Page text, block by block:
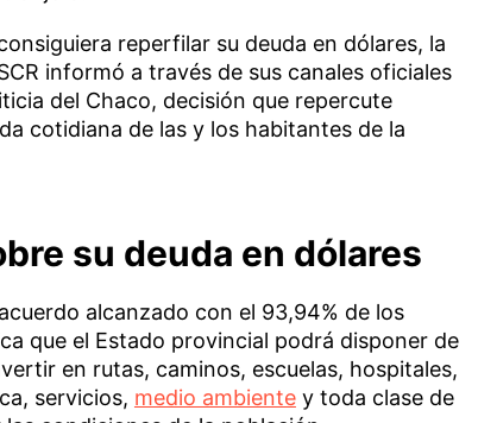
reperfilar su deuda en dólares, la
informó a través de sus canales oficiales
del Chaco, decisión que repercute
cotidiana de las y los habitantes de la
su deuda en dólares
alcanzado con el 93,94% de los
que el Estado provincial podrá disponer de
en rutas, caminos, escuelas, hospitales,
servicios, medio ambientey toda clase de